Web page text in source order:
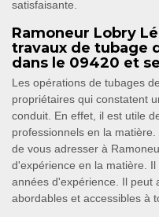
satisfaisante.
Ramoneur Lobry
travaux de tubage
dans le 09420 et
Les opérations de tubages
propriétaires qui constatent
conduit. En effet, il est utile
professionnels en la
de vous adresser à
d'expérience en la matière.
années d'expérience. Il peut
abordables et accessibles à